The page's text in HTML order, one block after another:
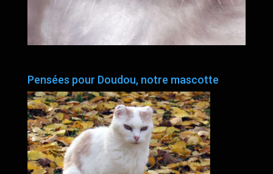
Pensées pour Doudou, notre mascotte